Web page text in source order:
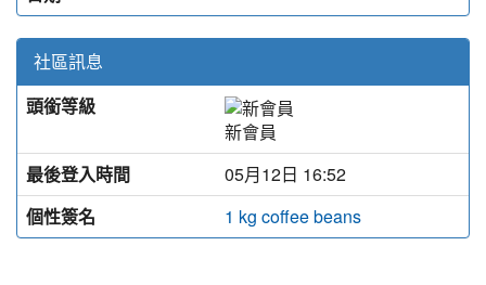
社區訊息
頭銜等級
新會員
最後登入時間
05月12日 16:52
個性簽名
1 kg coffee beans